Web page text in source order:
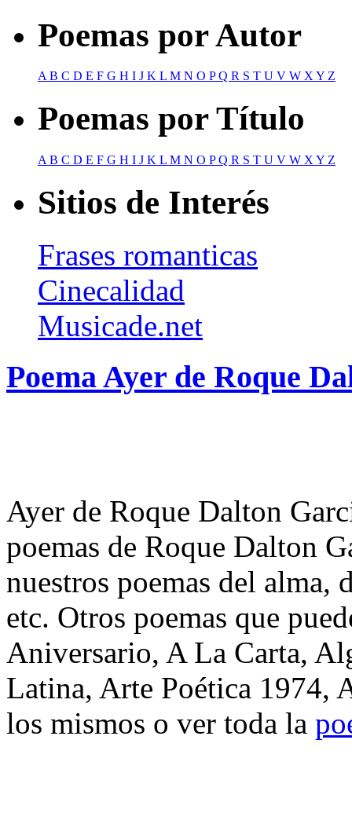
Poemas por Autor
AB C D E F G H I J K L M N O PQ R S T U V W XY Z
Poemas por Título
A B C D E F G H I J K L M N O PQ R S T U V W X Y Z
Sitios de Interés
Frases romanticas
Cinecalidad
Musicade.net
Poema Ayer de Roque
Ayer de Roque Dalton
poemas de Roque Dalton
nuestros poemas del alma,
etc. Otros poemas que
Aniversario, A La Carta,
Latina, Arte Poética 1974,
los mismos o ver toda la